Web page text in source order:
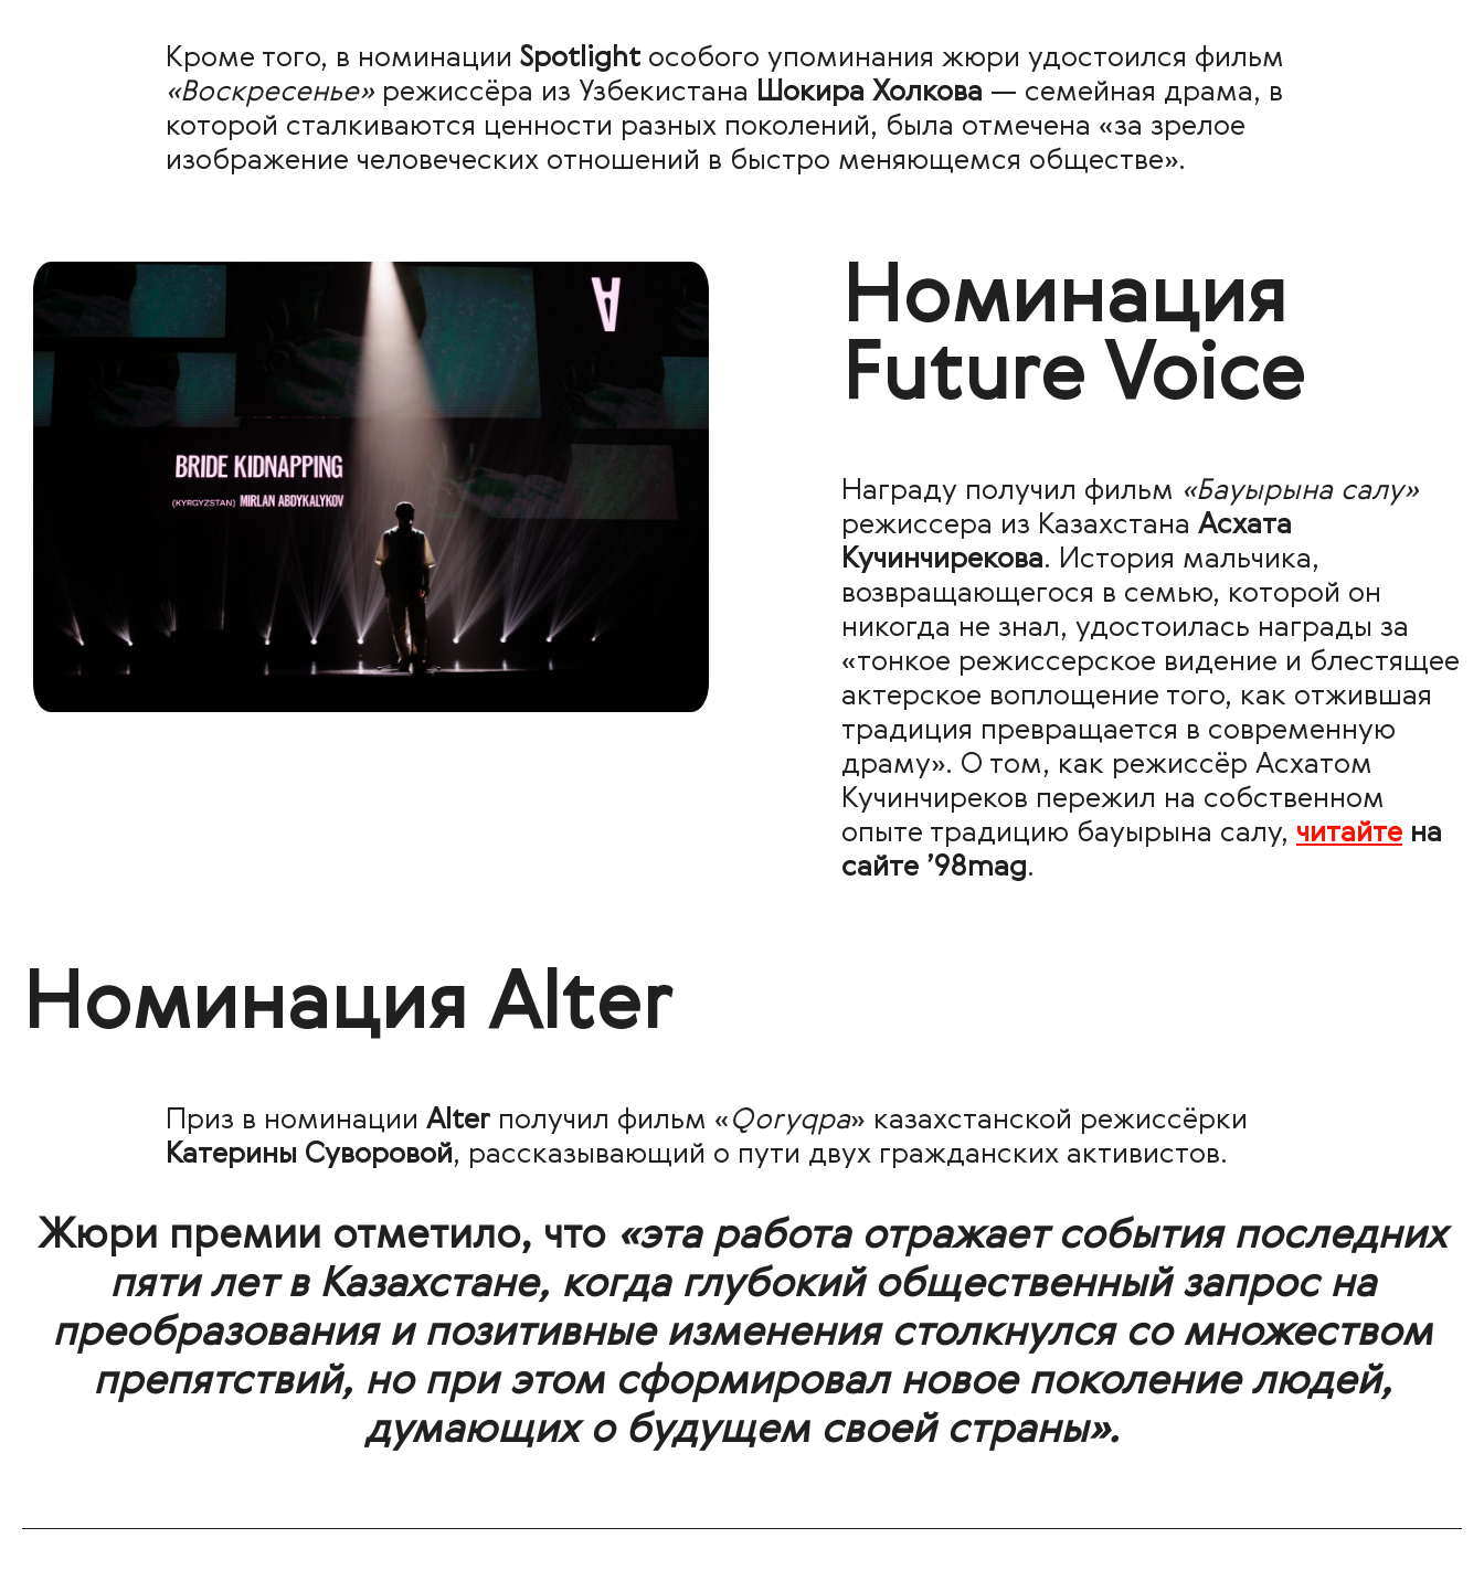
Кроме того, в номинации Spotlightособого упоминания жюри удостоился фильм
«Воскресенье»режиссёра из Узбекистана Шокира Холкова — семейная драма, в
которой сталкиваются ценности разных поколений, была отмечена «за зрелое
изображение человеческих отношений в быстро меняющемся обществе».
Номинация
Future Voice
Награду получил фильм «Бауырына салу»
режиссера из Казахстана Асхата
Кучинчирекова. История мальчика,
возвращающегося в семью, которой он
никогда не знал, удостоилась награды за
«тонкое режиссерское видение и блестящее
актерское воплощение того, как отжившая
традиция превращается в современную
драму». О том, как режиссёр Асхатом
Кучинчиреков пережил на собственном
опыте традицию бауырына салу, читайте на
сайте ’98mag.
Номинация Alter
Приз в номинации Alter получил фильм «Qoryqpa» казахстанской режиссёрки
Катерины Суворовой, рассказывающий о пути двух гражданских активистов.
Жюри премии отметило, что «эта работа отражает события последних
пяти лет в Казахстане, когда глубокий общественный запрос на
преобразования и позитивные изменения столкнулся со множеством
препятствий, но при этом сформировал новое поколение людей,
думающих о будущем своей страны».